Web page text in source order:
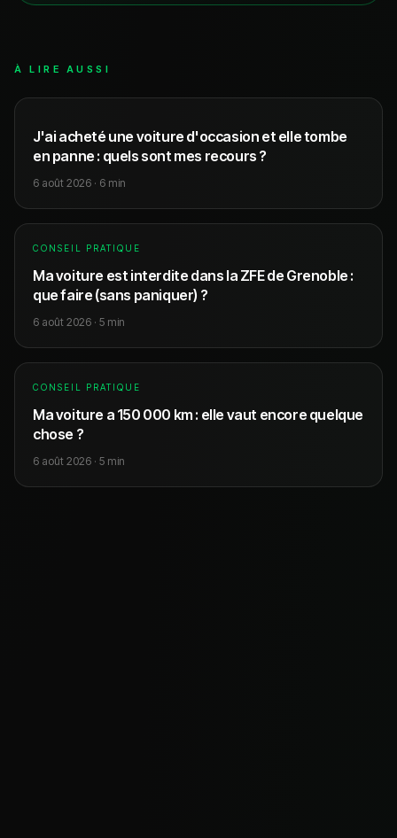
À LIRE AUSSI
J'ai acheté une voiture d'occasion et elle tombe
en panne : quels sont mes recours ?
6 août 2026 · 6 min
CONSEIL PRATIQUE
Ma voiture est interdite dans la ZFE de Grenoble :
que faire (sans paniquer) ?
6 août 2026 · 5 min
CONSEIL PRATIQUE
Ma voiture a 150 000 km : elle vaut encore quelque
chose ?
6 août 2026 · 5 min